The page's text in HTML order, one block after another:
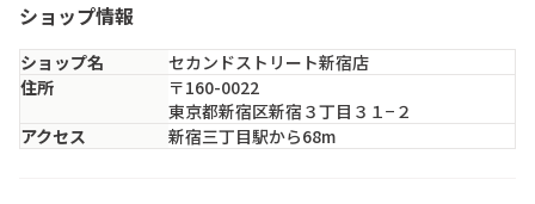
ショップ情報
ショップ名
セカンドストリート新宿店
住所
〒160-0022
東京都新宿区新宿３丁目３１−２
アクセス
新宿三丁目駅から68m